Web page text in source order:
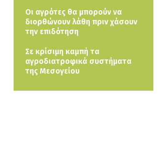
Οι αγρότες θα μπορούν να
διορθώνουν λάθη πριν χάσουν
την επιδότηση
Σε κρίσιμη καμπή τα
αγροδιατροφικά συστήματα
της Μεσογείου